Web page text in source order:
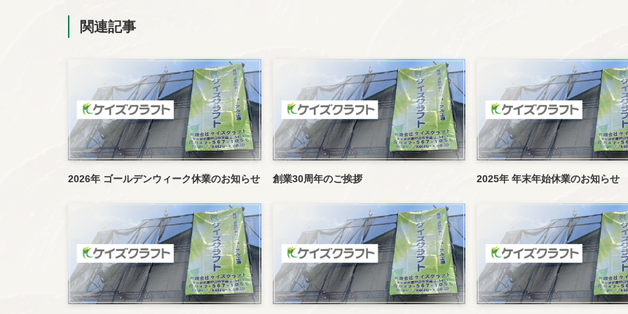
関連記事
2026年 ゴールデンウィーク休業のお知らせ 創業30周年のご挨拶 2025年 年末年始休業のお知らせ